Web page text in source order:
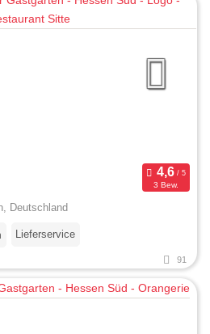
3 Bew.
Deutschland
Lieferservice
91